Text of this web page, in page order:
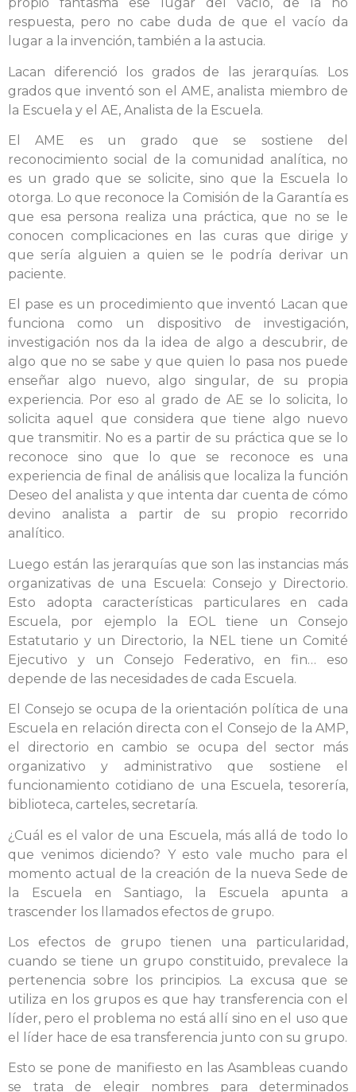
respuesta, pero no cabe duda de que el vacío da
lugar a la invención, también a la astucia.
Lacan diferenció los grados de las jerarquías. Los
grados que inventó son el AME, analista miembro de
la Escuela y el AE, Analista de la Escuela.
El AME es un grado que se sostiene del
reconocimiento social de la comunidad analítica, no
es un grado que se solicite, sino que la Escuela lo
otorga. Lo que reconoce la Comisión de la Garantía es
que esa persona realiza una práctica, que no se le
conocen complicaciones en las curas que dirige y
que sería alguien a quien se le podría derivar un
paciente.
El pase es un procedimiento que inventó Lacan que
funciona como un dispositivo de investigación,
investigación nos da la idea de algo a descubrir, de
algo que no se sabe y que quien lo pasa nos puede
enseñar algo nuevo, algo singular, de su propia
experiencia. Por eso al grado de AE se lo solicita, lo
solicita aquel que considera que tiene algo nuevo
que transmitir. No es a partir de su práctica que se lo
reconoce sino que lo que se reconoce es una
experiencia de final de análisis que localiza la función
Deseo del analista y que intenta dar cuenta de cómo
devino analista a partir de su propio recorrido
analítico.
Luego están las jerarquías que son las instancias más
organizativas de una Escuela: Consejo y Directorio.
Esto adopta características particulares en cada
Escuela, por ejemplo la EOL tiene un Consejo
Estatutario y un Directorio, la NEL tiene un Comité
Ejecutivo y un Consejo Federativo, en fin… eso
depende de las necesidades de cada Escuela.
El Consejo se ocupa de la orientación política de una
Escuela en relación directa con el Consejo de la AMP,
el directorio en cambio se ocupa del sector más
organizativo y administrativo que sostiene el
funcionamiento cotidiano de una Escuela, tesorería,
biblioteca, carteles, secretaría.
¿Cuál es el valor de una Escuela, más allá de todo lo
que venimos diciendo? Y esto vale mucho para el
momento actual de la creación de la nueva Sede de
la Escuela en Santiago, la Escuela apunta a
trascender los llamados efectos de grupo.
Los efectos de grupo tienen una particularidad,
cuando se tiene un grupo constituido, prevalece la
pertenencia sobre los principios. La excusa que se
utiliza en los grupos es que hay transferencia con el
líder, pero el problema no está allí sino en el uso que
el líder hace de esa transferencia junto con su grupo.
Esto se pone de manifiesto en las Asambleas cuando
se trata de elegir nombres para determinados